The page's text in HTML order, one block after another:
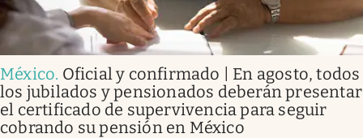
México. Oficial y confirmado | En agosto, todos
los jubilados y pensionados deberán presentar
el certificado de supervivencia para seguir
cobrando su pensión en México